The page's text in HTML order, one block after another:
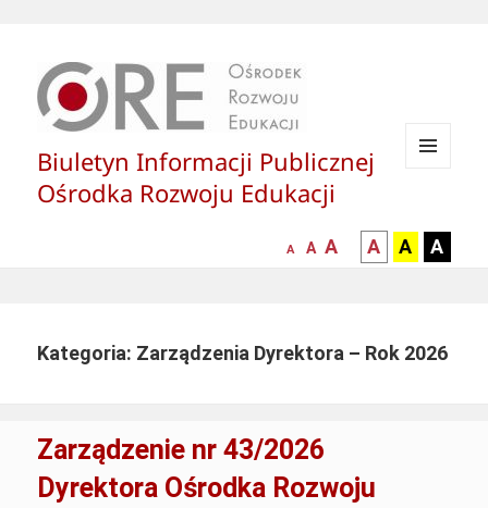
Biuletyn Informacji Publicznej
Ośrodka Rozwoju Edukacji
mniejsza
A
normalna
A
większa-
czcionka
A
kontrast
czarny
tle
A
kontrast
czarny
tle
A
żółty
tle
A
Kategoria: Zarządzenia Dyrektora – Rok 2026
Zarządzenie nr 43/2026
Dyrektora Ośrodka Rozwoju